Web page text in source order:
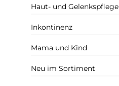
Haut- und Gelenkspflege
Inkontinenz
Mama und Kind
Neu im Sortiment